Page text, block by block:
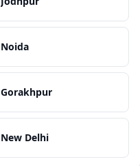
Noida
Gorakhpur
New Delhi